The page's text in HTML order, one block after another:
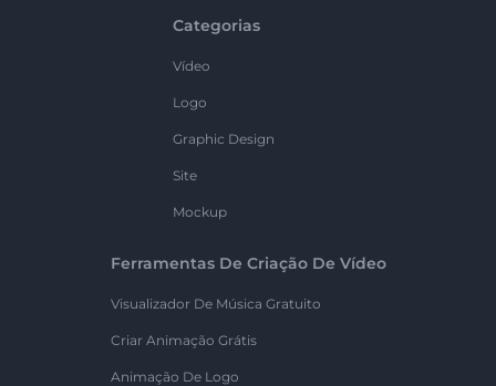
Categorias
Vídeo
Logo
Graphic Design
Site
Mockup
Ferramentas De Criação De Vídeo
Visualizador De Música Gratuito
Criar Animação Grátis
Animação De Logo